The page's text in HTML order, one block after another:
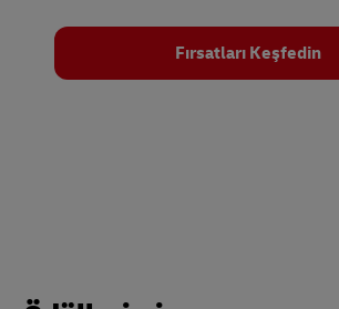
Fırsatları Keşfedin